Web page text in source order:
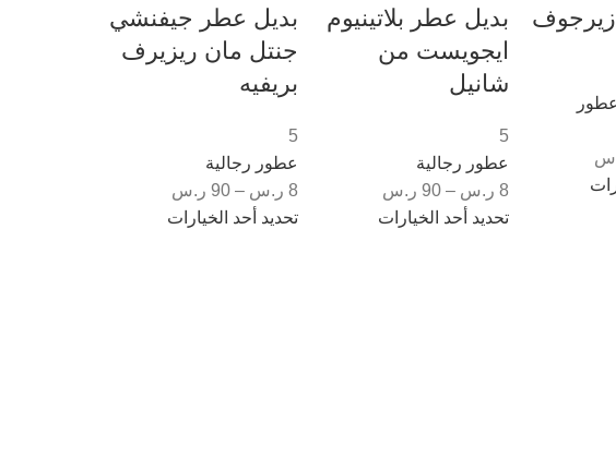
عطور
بديل عطر بلاتينيوم
ايجويست من
شانيل
5
عطور رجالية
8 ر.س –
90 ر.س
تحديد أحد الخيارات
بديل عطر جيفنشي
جنتل مان ريزيرف
بريفيه
5
عطور رجالية
8 ر.س –
90 ر.س
تحديد أحد الخيارات